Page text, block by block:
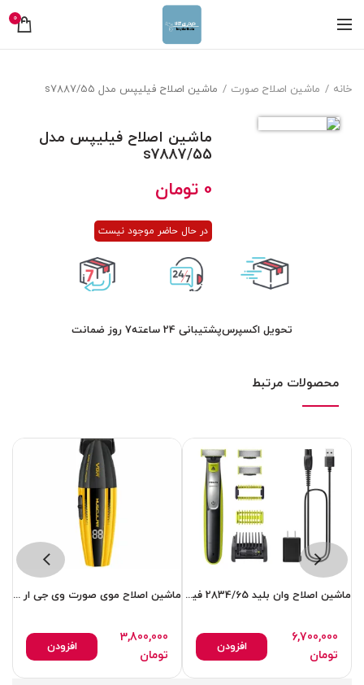
0
خانه ماشین اصلاح صورت ماشین اصلاح فیلیپس مدل s7887/55
ماشین اصلاح فیلیپس مدل
s7887/55
0 تومان
در حال حاضر موجود نیست
تحویل اکسپرسپشتیبانی 24 ساعته 7 روز ضمانت
محصولات مرتبط
ماشین اصلاح وان بلید 2834/65 فیلیپس
6,700,000
تومان
افزودن
ماشین اصلاح موی صورت وی جی ار مدل 285T
3,800,000
تومان
افزودن